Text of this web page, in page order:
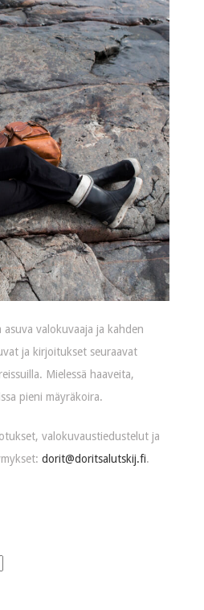
valokuvaaja ja kahden
ja kirjoitukset seuraavat
Mielessä haaveita,
pieni mäyräkoira.
valokuvaustiedustelut ja
dorit@doritsalutskij.fi.